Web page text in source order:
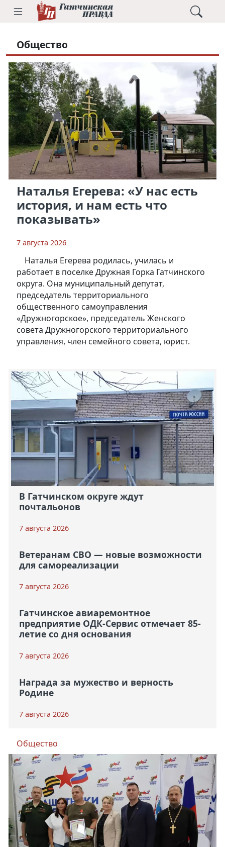
Общество
Наталья Егерева: «У нас есть
история, и нам есть что
показывать»
7 августа 2026
Наталья Егерева родилась, училась и
работает в поселке Дружная Горка Гатчинского
округа. Она муниципальный депутат,
председатель территориального
общественного самоуправления
«Дружногорское», председатель Женского
совета Дружногорского территориального
управления, член семейного совета, юрист.
В Гатчинском округе ждут
почтальонов
7 августа 2026
Ветеранам СВО — новые возможности
для самореализации
7 августа 2026
Гатчинское авиаремонтное
предприятие ОДК-Сервис отмечает 85-
летие со дня основания
7 августа 2026
Награда за мужество и верность
Родине
7 августа 2026
Общество